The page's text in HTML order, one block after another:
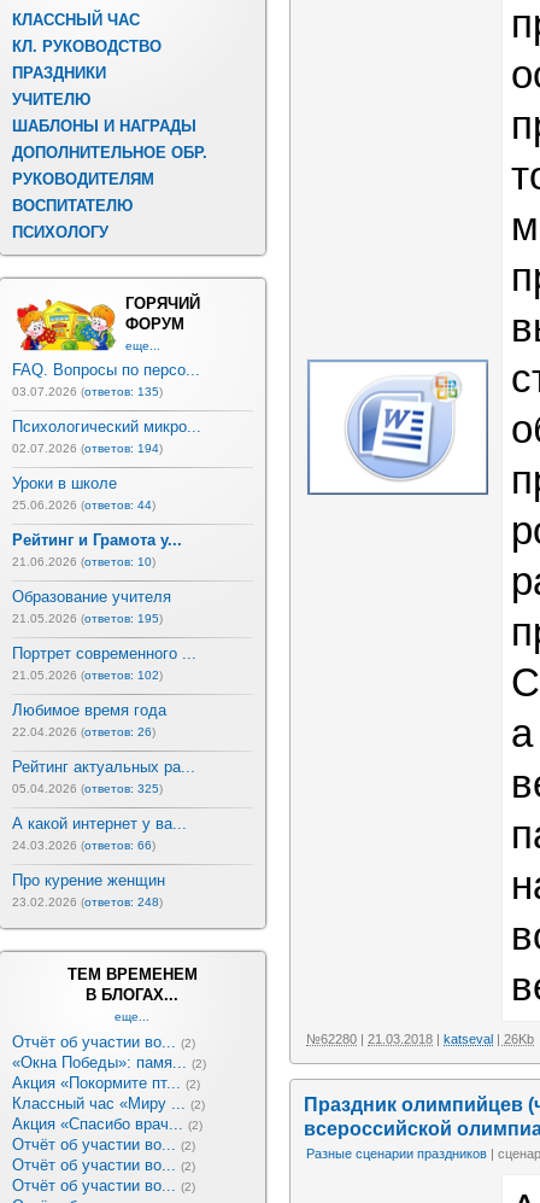
КЛАССНЫЙ ЧАС
КЛ. РУКОВОДСТВО
ПРАЗДНИКИ
УЧИТЕЛЮ
ШАБЛОНЫ И НАГРАДЫ
ДОПОЛНИТЕЛЬНОЕ ОБР.
РУКОВОДИТЕЛЯМ
ВОСПИТАТЕЛЮ
ПСИХОЛОГУ
ГОРЯЧИЙ
ФОРУМ
еще...
FAQ. Вопросы по персо...
03.07.2026 (ответов: 135)
Психологический микро...
02.07.2026 (ответов: 194)
Уроки в школе
25.06.2026 (ответов: 44)
Рейтинг и Грамота у...
21.06.2026 (ответов: 10)
Образование учителя
21.05.2026 (ответов: 195)
Портрет современного ...
21.05.2026 (ответов: 102)
Любимое время года
22.04.2026 (ответов: 26)
Рейтинг актуальных ра...
05.04.2026 (ответов: 325)
А какой интернет у ва...
24.03.2026 (ответов: 66)
Про курение женщин
23.02.2026 (ответов: 248)
ТЕМ ВРЕМЕНЕМ
В БЛОГАХ...
еще...
Отчёт об участии во... (2)
«Окна Победы»: памя... (2)
Акция «Покормите пт... (2)
Классный час «Миру ... (2)
Акция «Спасибо врач... (2)
Отчёт об участии во... (2)
Отчёт об участии во... (2)
Отчёт об участии во... (2)
№62280 | 21.03.2018 | katseval | 26Kb
Праздник олимпийцев
всероссийской
Разные сценарии праздников |